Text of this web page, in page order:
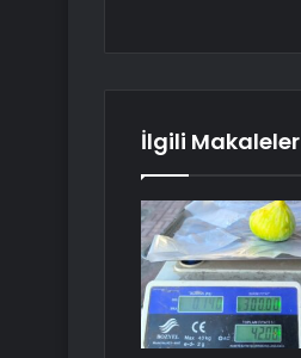
İlgili Makaleler